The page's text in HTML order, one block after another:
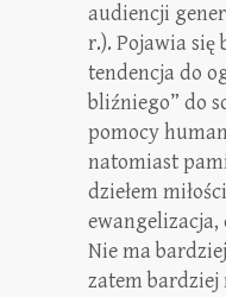
audiencji
r.). Pojawia się
tendencja do
bliźniego” do
pomocy
natomiast
dziełem
ewangelizacja,
Nie ma
zatem bardziej